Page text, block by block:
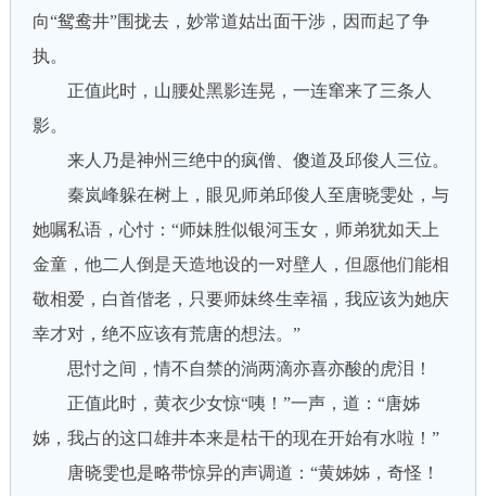
向“鸳鸯井”围拢去，妙常道姑出面干涉，因而起了争
执。
正值此时，山腰处黑影连晃，一连窜来了三条人
影。
来人乃是神州三绝中的疯僧、傻道及邱俊人三位。
秦岚峰躲在树上，眼见师弟邱俊人至唐晓雯处，与
她嘱私语，心忖：“师妹胜似银河玉女，师弟犹如天上
金童，他二人倒是天造地设的一对壁人，但愿他们能相
敬相爱，白首偕老，只要师妹终生幸福，我应该为她庆
幸才对，绝不应该有荒唐的想法。”
思忖之间，情不自禁的淌两滴亦喜亦酸的虎泪！
正值此时，黄衣少女惊“咦！”一声，道：“唐姊
姊，我占的这口雄井本来是枯干的现在开始有水啦！”
唐晓雯也是略带惊异的声调道：“黄姊姊，奇怪！